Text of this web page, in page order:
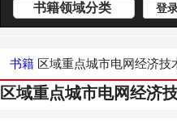
书籍领域分类 登
书籍 区域重点城市电网经济技
区域重点城市电网经济